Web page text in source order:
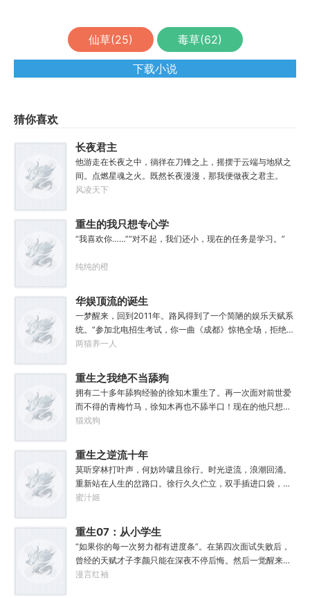
仙草(25) 毒草(62)
下载小说
猜你喜欢
长夜君主
他游走在长夜之中，徜徉在刀锋之上，摇摆于云端与地狱之
间。点燃星魂之火。既然长夜漫漫，那我便做夜之君主。
风凌天下
重生的我只想专心学
习
“我喜欢你……”“对不起，我们还小，现在的任务是学习。”
纯纯的橙
华娱顶流的诞生
一梦醒来，回到2011年。路风得到了一个简陋的娱乐天赋系
统。“参加北电招生考试，你一曲《成都》惊艳全场，拒绝蜜
姐邀请，发疯苦学备战高考，以专业第一名入学，恭喜你，
想窒息，带资进组，截胡男一号，与狮姐疯狂炒CP，成功登
顶周票房冠军，恭喜你，获得了【张震的卓越气质】”……什
么是顶流？永争第一，绝不服输！强大的人气，恐怖的票
房，无敌的收视率，踏着无数对手铸就威名，颜值与才华并
存，真实不做作，拥有一个广为流传的爱恨恩怨故事。十年
两猫养一人
重生之我绝不当舔狗
拥有二十多年舔狗经验的徐知木重生了。再一次面对前世爱
而不得的青梅竹马，徐知木再也不舔半口！现在的他只想赚
点钱，去寻找自己真正的宝藏女孩，可是……“知木你最近怎
木，我的电脑又坏了，你再来帮我修修好不好。”“知木，我
想你了，给我一次机会好不好……”凌晨十二点收到信息的徐
知木陷入沉思。姑娘，怎么你成舔狗了？
猫戏狗
重生之逆流十年
莫听穿林打叶声，何妨吟啸且徐行。时光逆流，浪潮回涌。
重新站在人生的岔路口。徐行久久伫立，双手插进口袋，轻
快的吹了声口哨，踏上新的旅途——回首向来萧瑟处，归
灭。“上辈子的遗憾弥补了，但重来一回，还是会有新的遗憾
产生。”几年后，徐·手游霸主·米狐游天使投资人·微讯创始人·
互联网幕后新晋大佬·行，低头看着自己的左手和右手，却不
知道该如何做抉择。
蜜汁姬
重生07：从小学生
开始加点
“如果你的每一次努力都有进度条”。在第四次面试失败后，
曾经的天赋才子李颜只能在深夜不停后悔。然后一觉醒来穿
越回了小学时代。好消息：上天给了他弥补遗憾的机会。坏
漫言红袖